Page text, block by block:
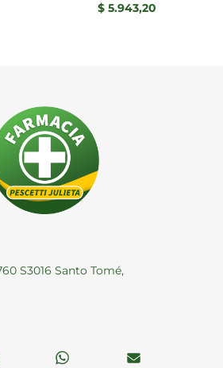
$5.943,20
S3016 Santo Tomé,